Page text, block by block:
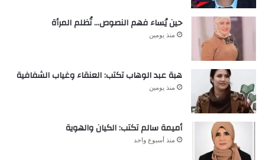
حين يُساء فهم النصوص… تُظلم المرأة
منذ يومين
هبة عبد الوهاب تكتب: العنقاء وغياب الشفافية
منذ يومين
أميمة سالم تكتب: الكيان والهوية
منذ أسبوع واحد